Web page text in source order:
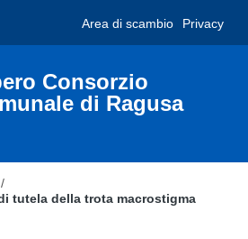
Area di scambio Privacy
Consorzio
di Ragusa
/
tutela della trota macrostigma